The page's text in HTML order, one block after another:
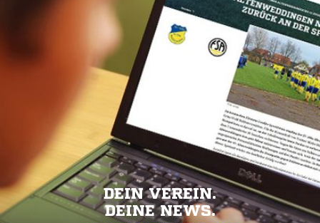
DEIN VEREIN.
DEINE NEWS.